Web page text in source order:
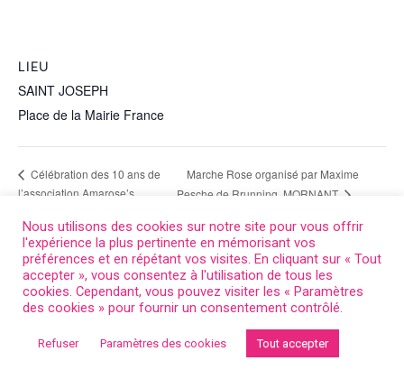
LIEU
SAINT JOSEPH
Place de la Mairie France
Célébration des 10 ans de
l’association Amarose’s
Marche Rose organisé par Maxime
Pesche de Rrunning, MORNANT
Nous utilisons des cookies sur notre site pour vous offrir
l'expérience la plus pertinente en mémorisant vos
préférences et en répétant vos visites. En cliquant sur « Tout
accepter », vous consentez à l'utilisation de tous les
cookies. Cependant, vous pouvez visiter les « Paramètres
des cookies » pour fournir un consentement contrôlé.
Refuser Paramètres des cookies
Tout accepter
Retour au début